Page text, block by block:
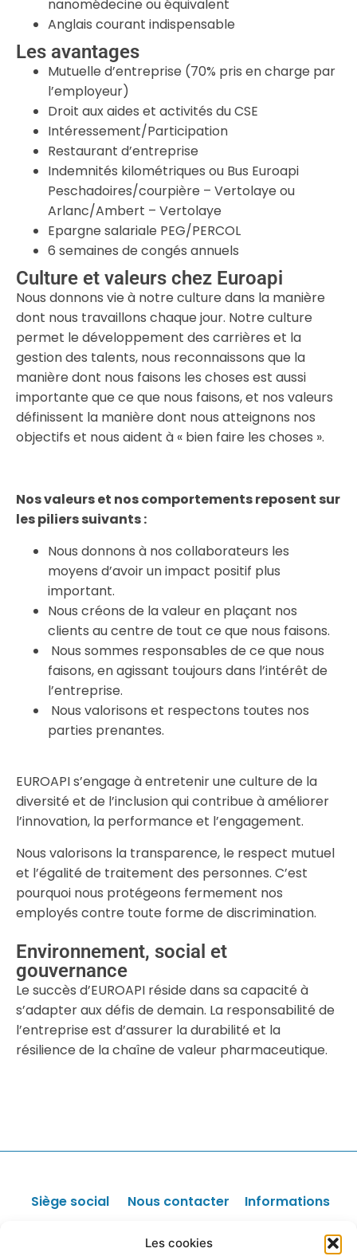
Les cookies
nanomédecine ou équivalent
Anglais courant indispensable
Les avantages
Mutuelle d’entreprise (70% pris en charge par
l’employeur)
Droit aux aides et activités du CSE
Intéressement/Participation
Restaurant d’entreprise
Indemnités kilométriques ou Bus Euroapi
Peschadoires/courpière – Vertolaye ou
Arlanc/Ambert – Vertolaye
Epargne salariale PEG/PERCOL
6 semaines de congés annuels
Culture et valeurs chez Euroapi
Nous donnons vie à notre culture dans la manière
dont nous travaillons chaque jour. Notre culture
permet le développement des carrières et la
gestion des talents, nous reconnaissons que la
manière dont nous faisons les choses est aussi
importante que ce que nous faisons, et nos valeurs
définissent la manière dont nous atteignons nos
objectifs et nous aident à « bien faire les choses ».
Nos valeurs et nos comportements reposent sur
les piliers suivants :
Nous donnons à nos collaborateurs les
moyens d’avoir un impact positif plus
important.
Nous créons de la valeur en plaçant nos
clients au centre de tout ce que nous faisons.
Nous sommes responsables de ce que nous
faisons, en agissant toujours dans l’intérêt de
l’entreprise.
Nous valorisons et respectons toutes nos
parties prenantes.
EUROAPI s’engage à entretenir une culture de la
diversité et de l’inclusion qui contribue à améliorer
l’innovation, la performance et l’engagement.
Nous valorisons la transparence, le respect mutuel
et l’égalité de traitement des personnes. C’est
pourquoi nous protégeons fermement nos
employés contre toute forme de discrimination.
Environnement, social et
gouvernance
Le succès d’EUROAPI réside dans sa capacité à
s’adapter aux défis de demain. La responsabilité de
l’entreprise est d’assurer la durabilité et la
résilience de la chaîne de valeur pharmaceutique.
Siège social Nous contacter
Sponsors /
Parrainage
Informations